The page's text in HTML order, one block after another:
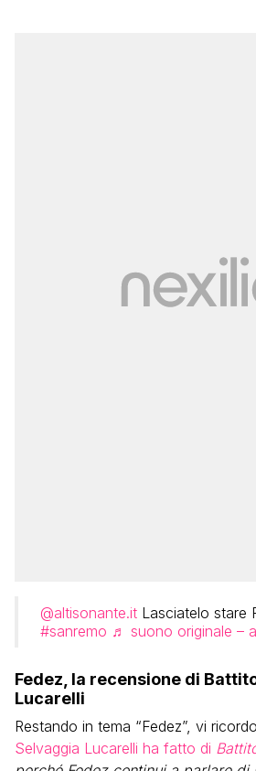
@altisonante.it Lasciatelo stare
#sanremo ♬ suono originale –
Fedez, la recensione di
Lucarelli
Restando in tema “Fedez”, vi
Selvaggia Lucarelli ha fatto di